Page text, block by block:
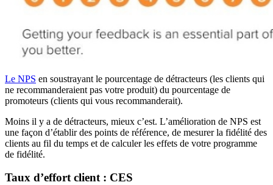
Le NPS en soustrayant le pourcentage de détracteurs (les clients qui
ne recommanderaient pas votre produit) du pourcentage de
promoteurs (clients qui vous recommanderait).
Moins il y a de détracteurs, mieux c’est. L’amélioration de NPS est
une façon d’établir des points de référence, de mesurer la fidélité des
clients au fil du temps et de calculer les effets de votre programme
de fidélité.
Taux d’effort client : CES